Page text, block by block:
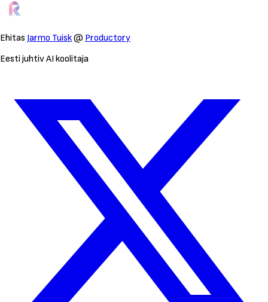
Ehitas Jarmo Tuisk@ Productory
Eesti juhtiv AI koolitaja